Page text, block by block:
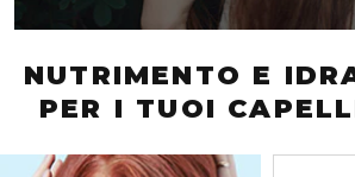
NUTRIMENTO E
PER I TUOI